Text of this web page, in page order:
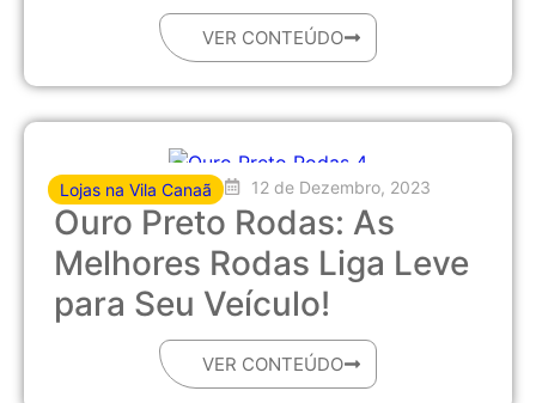
VER CONTEÚDO
Lojas na Vila Canaã 12 de Dezembro, 2023
Ouro Preto Rodas: As
Melhores Rodas Liga Leve
para Seu Veículo!
VER CONTEÚDO